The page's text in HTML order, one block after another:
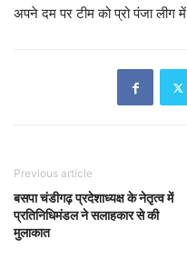
अपने दम पर टीम को प्रो पंजा लीग
Previous article
बसपा चंडीगढ़ प्रदेशाध्यक्ष के नेतृत्व में
प्रतिनिधिमंडल ने सलाहकार से की
मुलाकात